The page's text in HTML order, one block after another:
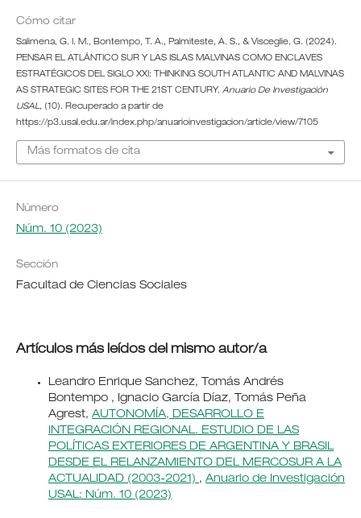
Cómo citar
Salimena, G. I. M., Bontempo, T. A., Palmiteste, A. S., & Visceglie, G. (2024).
PENSAR EL ATLÁNTICO SUR Y LAS ISLAS MALVINAS COMO ENCLAVES
ESTRATÉGICOS DEL SIGLO XXI: THINKING SOUTH ATLANTIC AND MALVINAS
AS STRATEGIC SITES FOR THE 21ST CENTURY. Anuario De Investigación
USAL, (10). Recuperado a partir de
https://p3.usal.edu.ar/index.php/anuarioinvestigacion/article/view/7105
Más formatos de cita
Número
Núm. 10 (2023)
Sección
Facultad de Ciencias Sociales
Artículos más leídos del mismo autor/a
Leandro Enrique Sanchez, Tomás Andrés
Bontempo , Ignacio García Díaz, Tomás Peña
Agrest, AUTONOMÍA, DESARROLLO E
INTEGRACIÓN REGIONAL. ESTUDIO DE LAS
POLÍTICAS EXTERIORES DE ARGENTINA Y BRASIL
DESDE EL RELANZAMIENTO DEL MERCOSUR A LA
ACTUALIDAD (2003-2021) , Anuario de Investigación
USAL: Núm. 10 (2023)